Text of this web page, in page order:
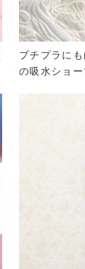
プチプラに
の吸水ショ